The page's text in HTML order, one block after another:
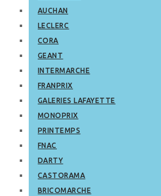
AUCHAN
LECLERC
CORA
GEANT
INTERMARCHE
FRANPRIX
GALERIES LAFAYETTE
MONOPRIX
PRINTEMPS
FNAC
DARTY
CASTORAMA
BRICOMARCHE